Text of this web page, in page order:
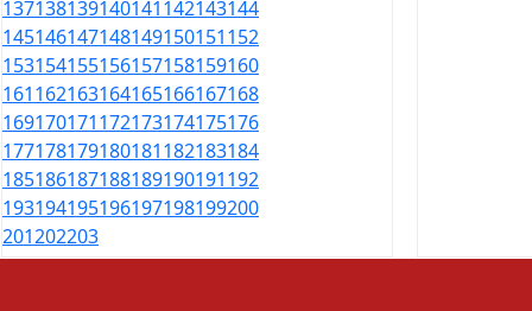
137138139140141142143144
145146147148149150151152
153154155156157158159160
161162163164165166167168
169170171172173174175176
177178179180181182183184
185186187188189190191192
193194195196197198199200
201202203